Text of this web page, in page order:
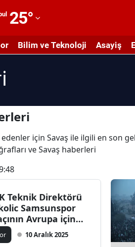
25°
Bilim ve Teknoloji Asayiş
için Savaş ile ilgili en son
ve Savaş haberleri
Teknik Direktörü
Samsunspor
Avrupa için
olduğunu
10 Aralık 2025